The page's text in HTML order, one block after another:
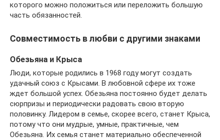
которого можно положиться или переложить большую
часть обязанностей.
Совместимость в любви с другими знаками
Обезьяна и Крыса
Люди, которые родились в 1968 году могут создать
удачный союз с Крысами. В любовной сфере их тоже
ждет большой успех. Обезьяна постоянно будет делать
сюрпризы и периодически радовать свою вторую
половинку. Лидером в семье, скорее всего, станет Крыса,
потому что они мудрые, умные, практичные, чем
Обезьяна. Их семья станет материально обеспеченной